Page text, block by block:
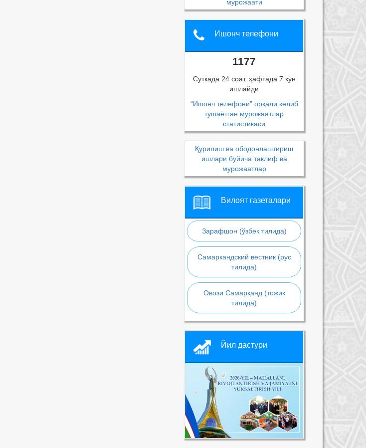
мурожаати
Ишонч телефони
1177
Суткада 24 соат, ҳафтада 7 кун
ишлайди
“Ишонч телефони” орқали келиб
тушаётган мурожаатлар
статистикаси
Қурилиш ва ободонлаштириш
ишлари буйича таклиф ва
мурожаатлар
Вилоят газеталари
Зарафшон (ўзбек тилида)
Самаркандский вестник (рус
тилида)
Овози Самарқанд (тожик
тилида)
Йил дастури